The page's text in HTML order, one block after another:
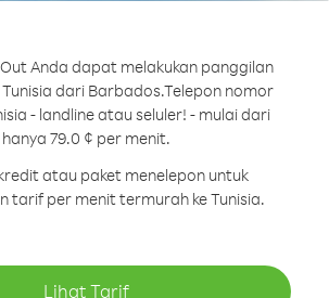
Anda dapat melakukan panggilan
dari Barbados.Telepon nomor
- landline atau seluler! - mulai dari
hanya 79.0 ¢ per menit.
atau paket menelepon untuk
tarif per menit termurah ke Tunisia.
Lihat Tarif